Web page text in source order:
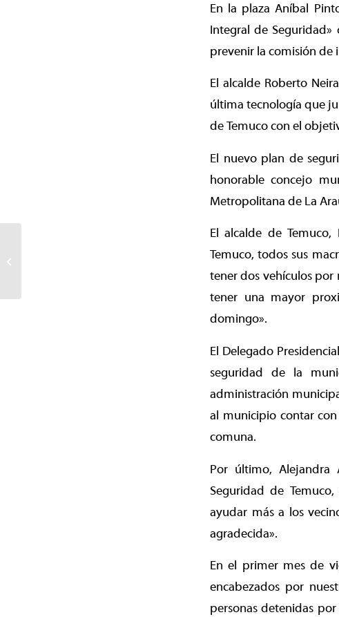
En la plaza Aníbal
Integral de
prevenir la comisión de
El alcalde Roberto
última tecnología que
de Temuco con el
El nuevo plan de
honorable concejo
Metropolitana de La
El alcalde de
Temuco, todos sus
tener dos vehículos por
tener una mayor
domingo».
El Delegado
seguridad de la
administración
al municipio contar
comuna.
Por último, Alejandra
Seguridad de
ayudar más a los
agradecida».
En el primer mes de
encabezados por
personas detenidas